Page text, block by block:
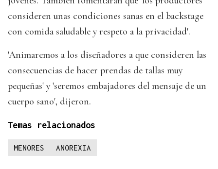
consideren unas condiciones sanas en el backstage
con comida saludable y respeto a la privacidad'.
'Animaremos a los diseñadores a que consideren las
consecuencias de hacer prendas de tallas muy
pequeñas' y 'seremos embajadores del mensaje de un
cuerpo sano', dijeron.
Temas relacionados
MENORES ANOREXIA